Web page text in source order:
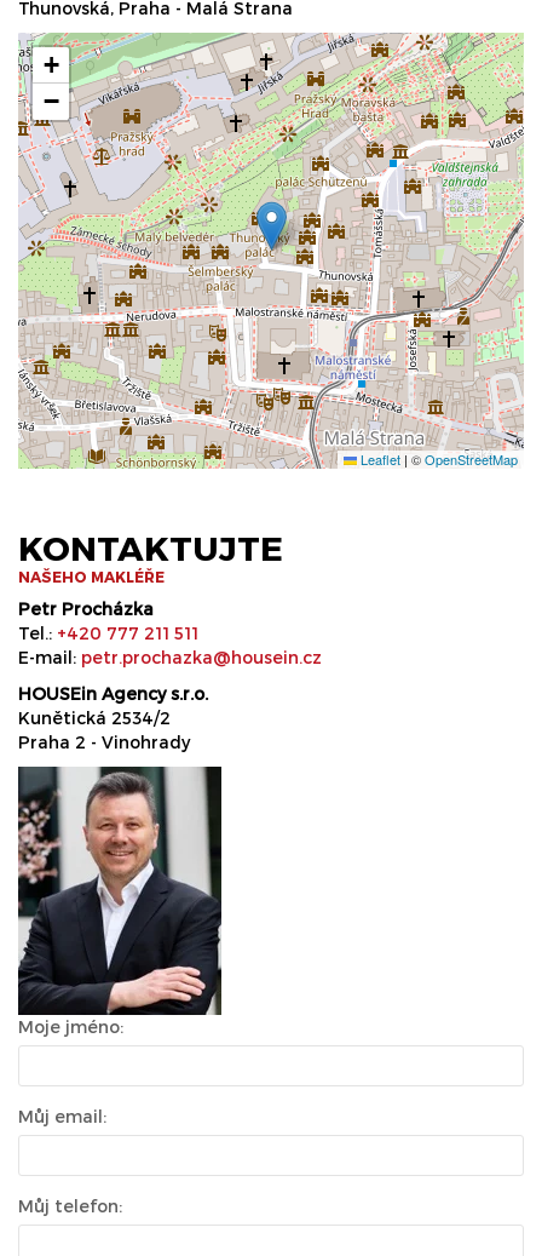
Thunovská, Praha - Malá Strana
+
−
Leaflet | ©OpenStreetMap
KONTAKTUJTE
NAŠEHO MAKLÉŘE
Petr Procházka
Tel.: +420 777 211 511
E-mail: petr.prochazka@housein.cz
HOUSEin Agency s.r.o.
Kunětická 2534/2
Praha 2 - Vinohrady
Moje jméno:
Můj email:
Můj telefon: